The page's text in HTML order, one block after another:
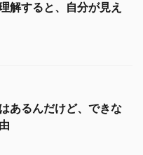
解すると、自分が見え
あるんだけど、できな